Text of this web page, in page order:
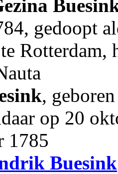
gedoopt
Rotterdam,
,
op 20
1785
Buesink